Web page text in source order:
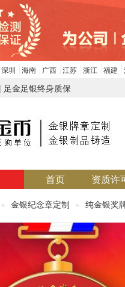
深圳 海南 广西 江苏 浙江 福建
金足银终身质保
首页 资质许
金银纪念章定制 纯金银奖